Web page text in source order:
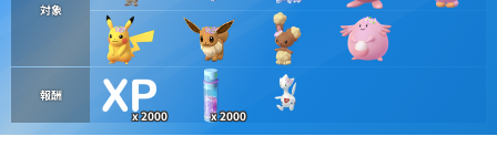
対象
報酬
x 2000
x 2000